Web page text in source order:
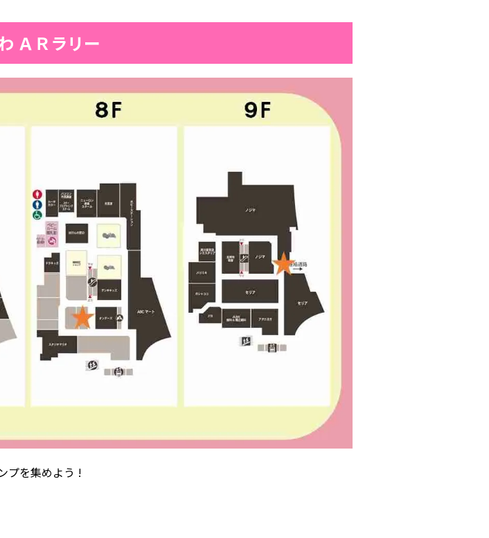
ＡＲラリー
プを集めよう !